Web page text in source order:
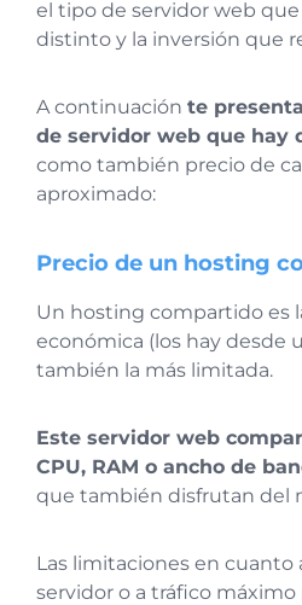
el tipo de servidor web que
distinto y la inversión que
A continuación te
de servidor web que hay
como también precio de
aproximado:
Precio de un hosting
Un hosting compartido es
económica (los hay desde
también la más limitada.
Este servidor web
CPU, RAM o ancho de
que también disfrutan del
Las limitaciones en cuanto
servidor o a tráfico